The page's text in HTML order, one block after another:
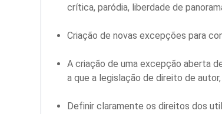
crítica, paródia, liberdade de
Criação de novas excepções para
A criação de uma excepção aberta
a que a legislação de direito de
Definir claramente os direitos dos